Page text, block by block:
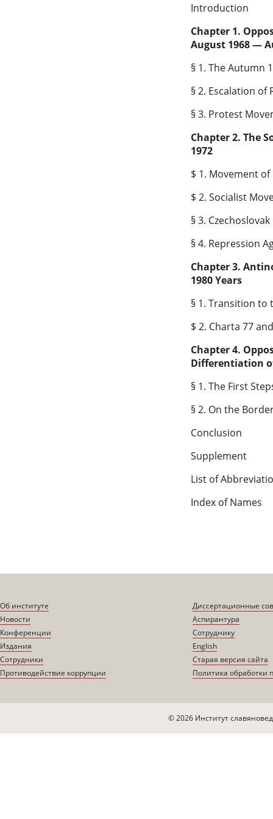
Introduction
Chapter 1.
August 1968 —
§ 1. The Autumn
§ 2. Escalation of
§ 3. Protest
Chapter 2. The
1972
$ 1. Movement
$ 2. Socialist
§ 3.
§ 4. Repression
Chapter 3.
1980 Years
§ 1. Transition to
$ 2. Charta 77
Chapter 4.
Differentiation
§ 1. The First
§ 2. On the
Conclusion
Supplement
List of
Index of Names
Об институте
Новости
Конференции
Издания
Сотрудники
Противодействие коррупции
Диссертационные
Аспирантура
Сотруднику
English
Старая версия сайта
Политика обработки
© 2026 Институт